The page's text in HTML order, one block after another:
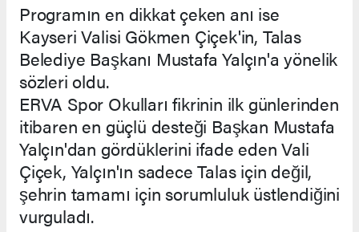
Programın en dikkat çeken anı ise
Kayseri Valisi Gökmen Çiçek'in, Talas
Belediye Başkanı Mustafa Yalçın'a yönelik
sözleri oldu.
ERVA Spor Okulları fikrinin ilk günlerinden
itibaren en güçlü desteği Başkan Mustafa
Yalçın'dan gördüklerini ifade eden Vali
Çiçek, Yalçın'ın sadece Talas için değil,
şehrin tamamı için sorumluluk üstlendiğini
vurguladı.